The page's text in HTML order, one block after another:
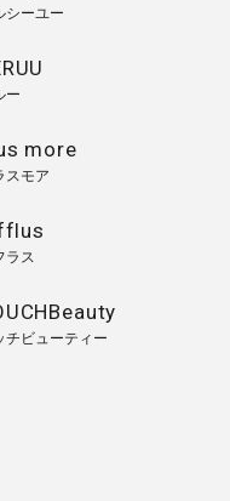
シーユー
ー
more
スモア
ラス
チビューティー